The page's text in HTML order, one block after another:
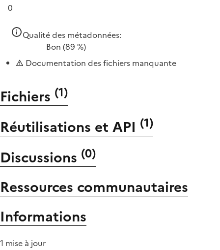
0
Qualité des métadonnées:
Bon (89 %)
Documentation des fichiers manquante
Fichiers (1)
Réutilisations et API (1)
Discussions (0)
Ressources communautaires
Informations
1 mise à jour